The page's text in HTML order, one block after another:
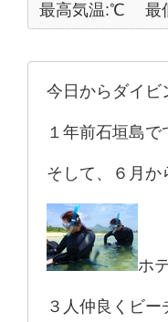
最高気温:℃
最
今日からダイビ
１年前石垣島
そして、６月か
ホ
３人仲良くビ